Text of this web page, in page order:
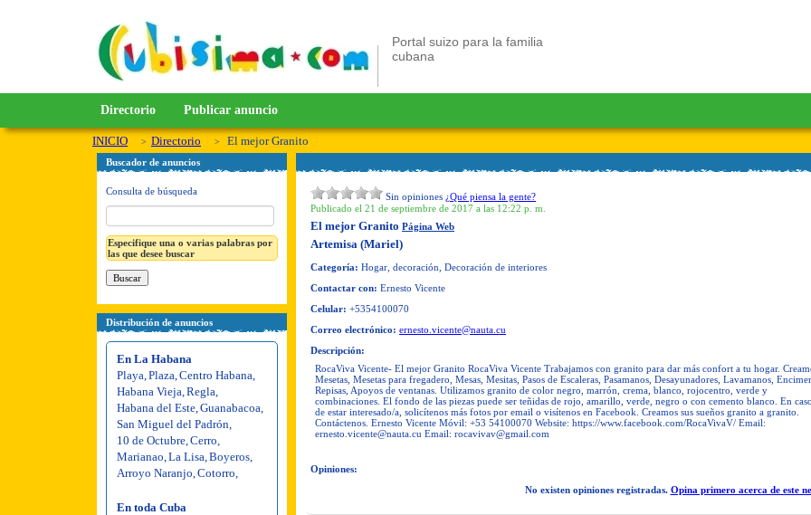
Portal suizo para la familia
cubana
Directorio Publicar anuncio
INICIO Directorio El mejor Granito
Buscador de anuncios
Consulta de búsqueda
Especifique una o varias palabras por
las que desee buscar
Distribución de anuncios
En La Habana
Playa Plaza Centro Habana
Habana Vieja Regla
Habana del Este Guanabacoa
San Miguel del Padrón
10 de Octubre Cerro
Marianao La Lisa Boyeros
Arroyo Naranjo Cotorro
En toda Cuba
Sin opiniones ¿Qué piensa la gente?
Publicado el 21 de septiembre de 2017 a las 12:22 p. m.
El mejor Granito Página Web
Artemisa (Mariel)
Categoría: Hogar, decoración, Decoración de interiores
Contactar con: Ernesto Vicente
Celular: +5354100070
Correo electrónico: ernesto.vicente@nauta.cu
Descripción:
RocaViva Vicente- El mejor Granito RocaViva Vicente Trabajamos con granito para dar más confort a tu hogar.
Mesetas, Mesetas para fregadero, Mesas, Mesitas, Pasos de Escaleras, Pasamanos, Desayunadores, Lavamanos,
Repisas, Apoyos de ventanas. Utilizamos granito de color negro, marrón, crema, blanco, rojocentro, verde y
combinaciones. El fondo de las piezas puede ser teñidas de rojo, amarillo, verde, negro o con cemento blanco. En caso
de estar interesado/a, solicítenos más fotos por email o visítenos en Facebook. Creamos sus sueños granito a granito.
Contáctenos. Ernesto Vicente Móvil: +53 54100070 Website: https://www.facebook.com/RocaVivaV/ Email:
ernesto.vicente@nauta.cu Email: rocavivav@gmail.com
Opiniones:
No existen opiniones registradas. Opina primero acerca de este